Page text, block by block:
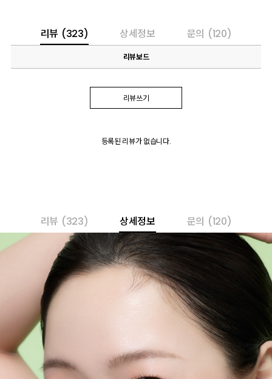
리뷰 (323) 상세정보 문의 (120)
리뷰보드
리뷰쓰기
등록된 리뷰가 없습니다.
리뷰 (323) 상세정보 문의 (120)